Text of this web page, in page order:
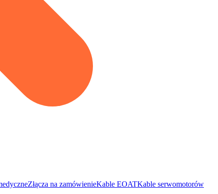
Złącza na zamówienieKable EOATKable serwomotorów